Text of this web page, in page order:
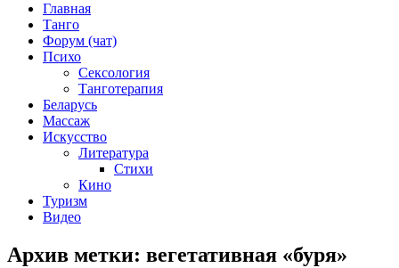
Главная
Танго
Форум (чат)
Психо
Сексология
Танготерапия
Беларусь
Массаж
Искусство
Литература
Стихи
Кино
Туризм
Видео
Архив метки: вегетативная «буря»